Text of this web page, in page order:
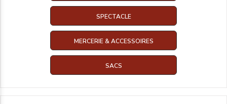
SPECTACLE
MERCERIE & ACCESSOIRES
SACS